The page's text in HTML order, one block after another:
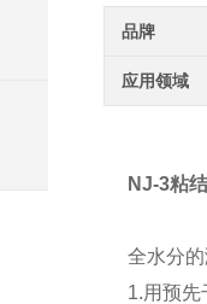
品牌
应用领域
NJ-3粘
全水分
1.用预